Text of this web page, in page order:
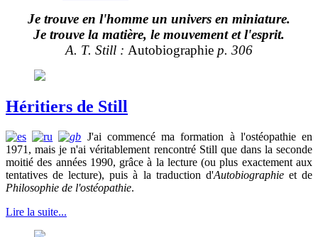
Je trouve en l'homme un univers en miniature.
Je trouve la matière, le mouvement et l'esprit.
A. T. Still : Autobiographie p. 306
Héritiers de Still
J'ai commencé ma formation à l'ostéopathie en
1971, mais je n'ai véritablement rencontré Still que dans la seconde
moitié des années 1990, grâce à la lecture (ou plus exactement aux
tentatives de lecture), puis à la traduction d'Autobiographieet de
Philosophie de l'ostéopathie.
Lire la suite...